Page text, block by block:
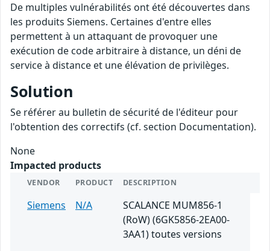
De multiples vulnérabilités ont été découvertes dans
les produits Siemens. Certaines d'entre elles
permettent à un attaquant de provoquer une
exécution de code arbitraire à distance, un déni de
service à distance et une élévation de privilèges.
Solution
Se référer au bulletin de sécurité de l'éditeur pour
l'obtention des correctifs (cf. section Documentation).
None
Impacted products
VENDOR PRODUCT DESCRIPTION
Siemens N/A
SCALANCE MUM856-1
(RoW) (6GK5856-2EA00-
3AA1) toutes versions